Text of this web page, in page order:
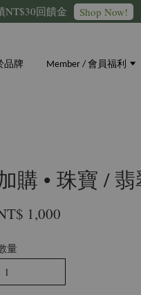
NT$30回饋金 Shop Now!
品牌 Member / 會員福利
購 • 珠寶 /
1,000
量